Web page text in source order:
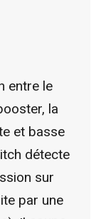
entre le
la
et basse
détecte
sur
par une